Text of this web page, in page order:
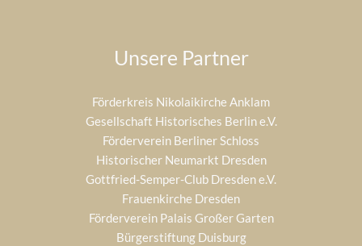
Unsere Partner
Förderkreis Nikolaikirche Anklam
Gesellschaft Historisches Berlin e.V.
Förderverein Berliner Schloss
Historischer Neumarkt Dresden
Gottfried-Semper-Club Dresden e.V.
Frauenkirche Dresden
Förderverein Palais Großer Garten
Bürgerstiftung Duisburg